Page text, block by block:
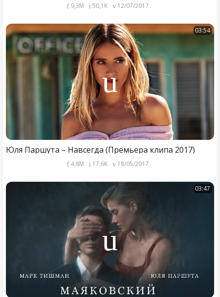
9,3M 50,1K 12/07/2017
03:54
Юля Паршута – Навсегда (Премьера клипа 2017)
4,8M 17,6K 18/05/2017
03:47